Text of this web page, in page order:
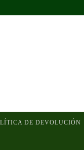
DE DEVOLUCIÓN